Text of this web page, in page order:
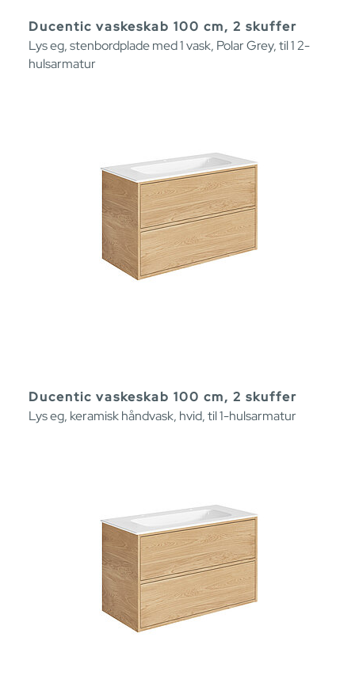
Ducentic vaskeskab 100 cm, 2 skuffer
Lys eg, stenbordplade med 1 vask, Polar Grey, til 1 2-
hulsarmatur
Ducentic vaskeskab 100 cm, 2 skuffer
Lys eg, keramisk håndvask, hvid, til 1-hulsarmatur